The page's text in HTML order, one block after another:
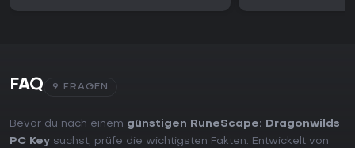
FAQ 9 FRAGEN
Bevor du nach einem günstigen RuneScape: Dragonwilds
PC Key suchst, prüfe die wichtigsten Fakten. Entwickelt von